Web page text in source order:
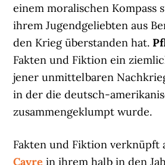
einem moralischen Kompass
ihrem Jugendgeliebten aus
den Krieg überstanden hat.
Fakten und Fiktion ein
jener unmittelbaren
in der die deutsch-
zusammengeklumpt wurde.
Fakten und Fiktion verknüpft
Cayre in ihrem halb in den